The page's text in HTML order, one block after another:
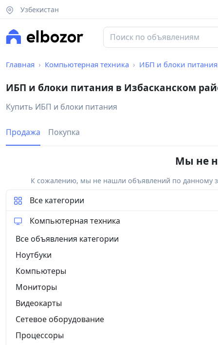
Узбекистан
Главная Компьютерная техника ИБП и блоки питания
ИБП и блоки питания в Избасканском
Купить ИБП и блоки питания
Продажа Покупка
Мы не
К сожалению, мы не нашли объявлений по данному
Все категории
Компьютерная техника
Все объявления категории
Ноутбуки
Компьютеры
Мониторы
Видеокарты
Сетевое оборудование
Процессоры